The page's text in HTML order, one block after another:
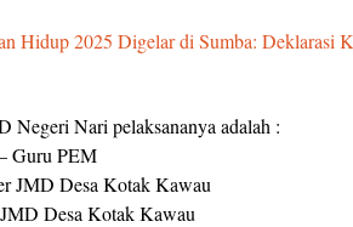
Hidup 2025 Digelar di Sumba: Deklarasi
Negeri Nari pelaksananya adalah :
Guru PEM
JMD Desa Kotak Kawau
Desa Kotak Kawau